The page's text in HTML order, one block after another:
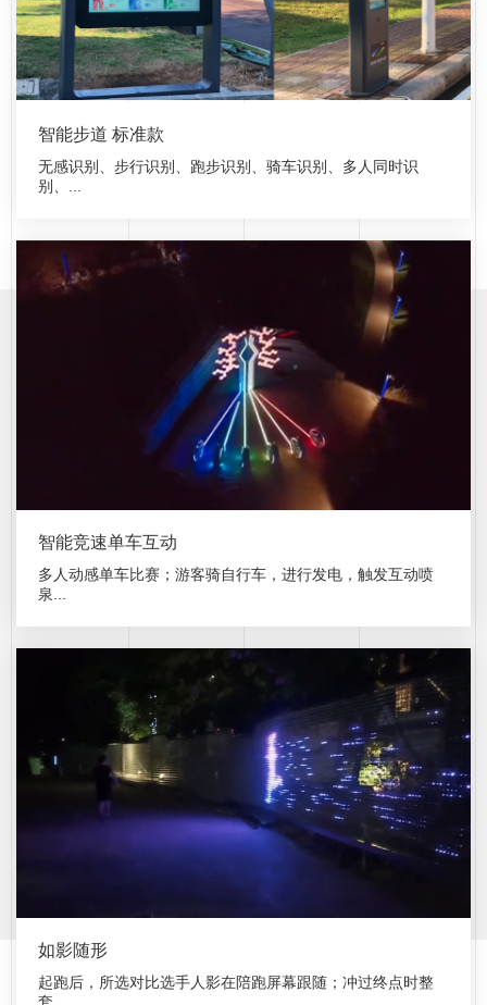
智能步道 标准款
无感识别、步行识别、跑步识别、骑车识别、多人同时识
别、...
智能竞速单车互动
多人动感单车比赛；游客骑自行车，进行发电，触发互动喷
泉...
如影随形
起跑后，所选对比选手人影在陪跑屏幕跟随；冲过终点时整